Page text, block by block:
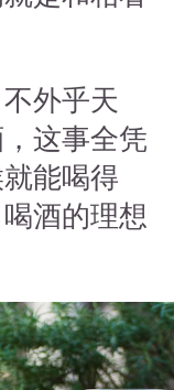
外乎天
这事全凭
能喝得
酒的理想